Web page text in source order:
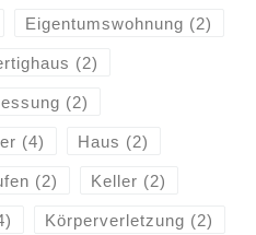
Eigentumswohnung (2)
(2)
(2)
(4) Haus (2)
(2) Keller (2)
Körperverletzung (2)